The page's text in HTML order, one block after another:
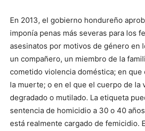
En 2013, el gobierno hondureño
imponía penas más severas para los
asesinatos por motivos de género en
un compañero, un miembro de la
cometido violencia doméstica; en que
la muerte; o en el que el cuerpo de la
degradado o mutilado. La etiqueta
sentencia de homicidio a 30 o 40
está realmente cargado de femicidio.